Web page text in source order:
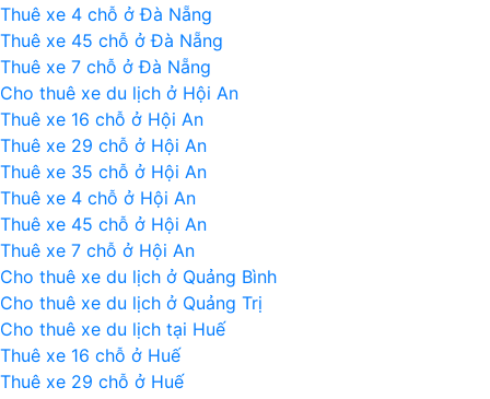
Thuê xe 4 chỗ ở Đà Nẵng
Thuê xe 45 chỗ ở Đà Nẵng
Thuê xe 7 chỗ ở Đà Nẵng
Cho thuê xe du lịch ở Hội An
Thuê xe 16 chỗ ở Hội An
Thuê xe 29 chỗ ở Hội An
Thuê xe 35 chỗ ở Hội An
Thuê xe 4 chỗ ở Hội An
Thuê xe 45 chỗ ở Hội An
Thuê xe 7 chỗ ở Hội An
Cho thuê xe du lịch ở Quảng Bình
Cho thuê xe du lịch ở Quảng Trị
Cho thuê xe du lịch tại Huế
Thuê xe 16 chỗ ở Huế
Thuê xe 29 chỗ ở Huế